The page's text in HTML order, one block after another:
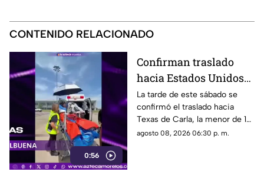
CONTENIDO RELACIONADO
0:56
Confirman traslado
hacia Estados Unidos
de menor que sufrió
quemadura en la
explosión de gas LP en
Cuernavaca
La tarde de este sábado se
confirmó el traslado hacia
Texas de Carla, la menor de 15
años que resultó gravemente
agosto 08, 2026 06:30 p. m.